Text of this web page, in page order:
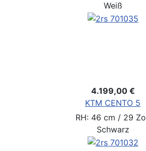
Weiß
4.199,00 €
KTM CENTO 5
RH: 46 cm / 29
Schwarz